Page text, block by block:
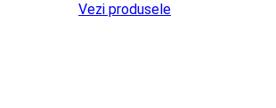
Vezi produsele